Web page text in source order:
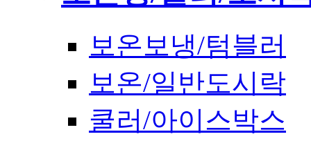
보온보냉/텀블러
보온/일반도시락
쿨러/아이스박스